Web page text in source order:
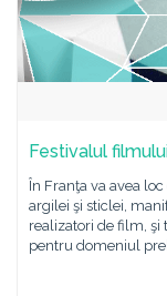
Festivalul
În Franţa va avea
argilei şi sticlei,
realizatori de film, şi
pentru domeniul